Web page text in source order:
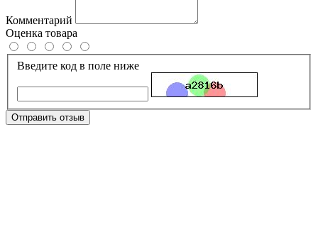
Комментарий
Оценка товара
Введите код в поле ниже
Отправить отзыв